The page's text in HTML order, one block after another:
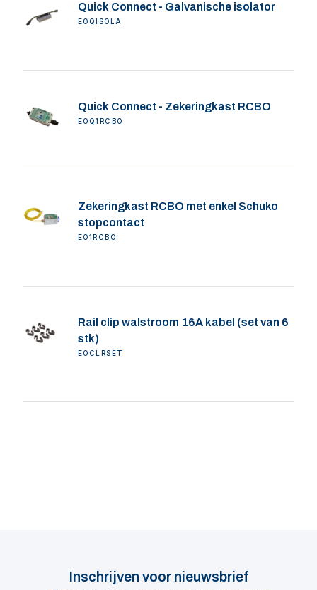
Quick Connect - Galvanische isolator
EOQISOLA
Quick Connect - Zekeringkast RCBO
EOQ1RCBO
Zekeringkast RCBO met enkel Schuko
stopcontact
EO1RCBO
Rail clip walstroom 16A kabel (set van 6
stk)
EOCLRSET
Inschrijven voor nieuwsbrief